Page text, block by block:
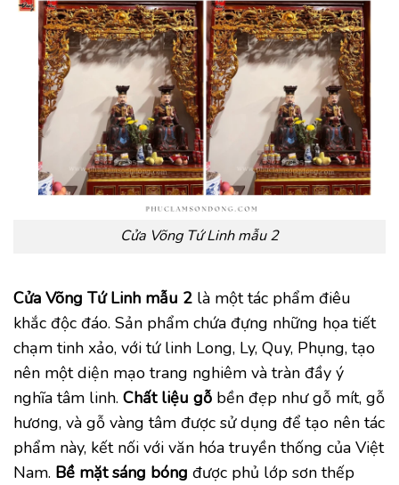
Cửa Võng Tứ Linh mẫu 2
Cửa Võng Tứ Linh mẫu 2 là một tác phẩm điêu
khắc độc đáo. Sản phẩm chứa đựng những họa tiết
chạm tinh xảo, với tứ linh Long, Ly, Quy, Phụng, tạo
nên một diện mạo trang nghiêm và tràn đầy ý
nghĩa tâm linh. Chất liệu gỗ bền đẹp như gỗ mít, gỗ
hương, và gỗ vàng tâm được sử dụng để tạo nên tác
phẩm này, kết nối với văn hóa truyền thống của Việt
Nam. Bề mặt sáng bóng được phủ lớp sơn thếp